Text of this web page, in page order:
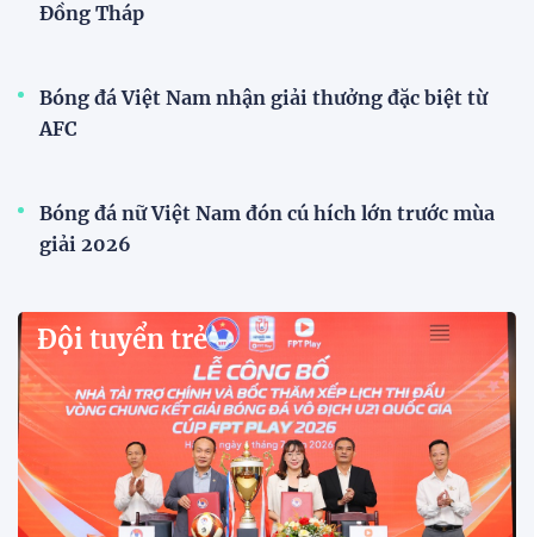
Đồng Tháp
Bóng đá Việt Nam nhận giải thưởng đặc biệt từ
AFC
Bóng đá nữ Việt Nam đón cú hích lớn trước mùa
giải 2026
Đội tuyển trẻ